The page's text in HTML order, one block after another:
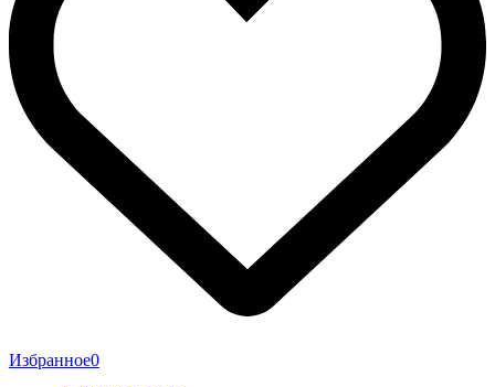
Избранное0